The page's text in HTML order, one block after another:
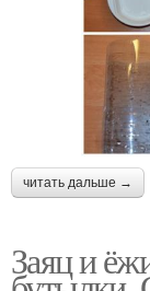
читать дальше →
Заяц и